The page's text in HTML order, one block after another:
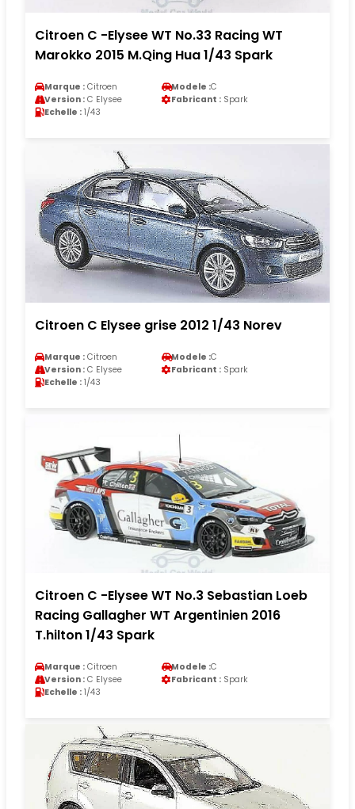
Citroen C -Elysee WT No.33 Racing WT
Marokko 2015 M.Qing Hua 1/43 Spark
Marque : Citroen Modele :C
Version : C Elysee Fabricant : Spark
Echelle : 1/43
Citroen C Elysee grise 2012 1/43 Norev
Marque : Citroen Modele :C
Version : C Elysee Fabricant : Spark
Echelle : 1/43
Citroen C -Elysee WT No.3 Sebastian Loeb
Racing Gallagher WT Argentinien 2016
T.hilton 1/43 Spark
Marque : Citroen Modele :C
Version : C Elysee Fabricant : Spark
Echelle : 1/43